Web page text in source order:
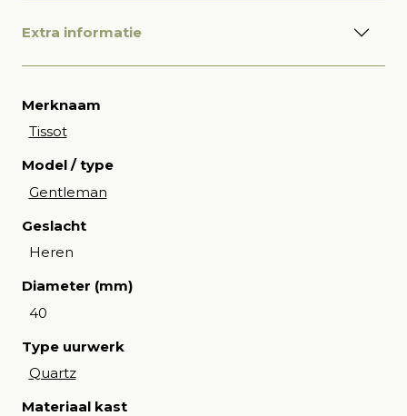
Extra informatie
Merknaam
Tissot
Model / type
Gentleman
Geslacht
Heren
Diameter (mm)
40
Type uurwerk
Quartz
Materiaal kast